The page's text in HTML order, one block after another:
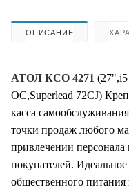
ОПИСАНИЕ
АТОЛ КСО 4271 (27",i5
ОС,Superlead 72CJ)
касса
точки продаж любого
привлечении
покупателей.
общественного